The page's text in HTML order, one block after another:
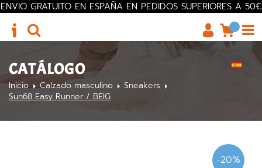
ENVIO GRATUITO EN ESPAÑA EN PEDIDOS SUPERIORES A 50€
CATÁLOGO
Inicio Calzado masculino
Sneakers
Sun68 Easy Runner / BEIG
-20%